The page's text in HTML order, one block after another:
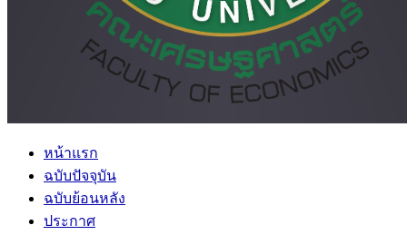
หน้าแรก
ฉบับปัจจุบัน
ฉบับย้อนหลัง
ประกาศ